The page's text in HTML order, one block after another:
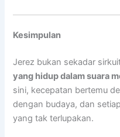
Kesimpulan
Jerez bukan sekadar
yang hidup dalam suara
sini, kecepatan bertemu
dengan budaya, dan
yang tak terlupakan.